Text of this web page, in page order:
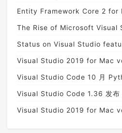
Entity Framework Core 2 for
The Rise of Microsoft Visual
Status on Visual Studio
Visual Studio Code 10 月